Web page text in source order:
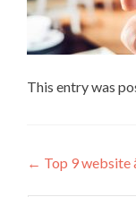
This entry was
Post
← Top 9 website